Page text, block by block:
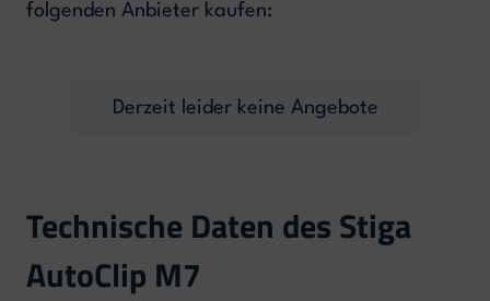
folgenden Anbieter kaufen:
Derzeit leider keine Angebote
Technische Daten des Stiga
AutoClip M7